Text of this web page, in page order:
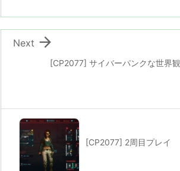
[CP2077] サイバーパンクな世界観

Next
[CP2077] 2周目プレイ